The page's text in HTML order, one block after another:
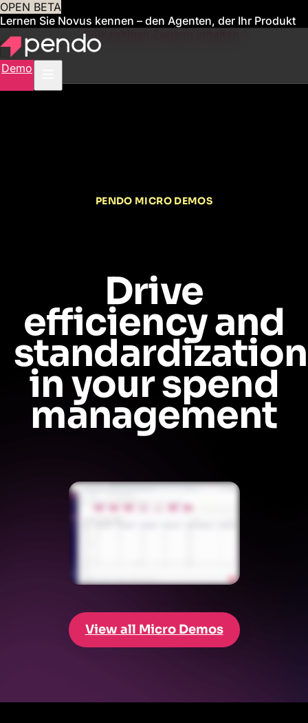
OPEN BETA
Lernen Sie Novus kennen – den Agenten, der Ihr Produkt
für Sie verwaltetFrühzeitigen Zugang erhalten
Demo
PENDO MICRO DEMOS
Drive
efficiency and
standardization
in your spend
management
View all Micro Demos